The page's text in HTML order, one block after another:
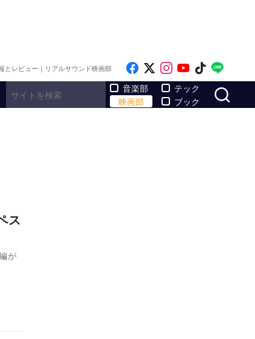
とレビュー｜リアルサウンド映画部 Like on Facebook
Follow on x
Follow on
Follow on
Follow
音楽部
映画部
テック
ブック
ス
が